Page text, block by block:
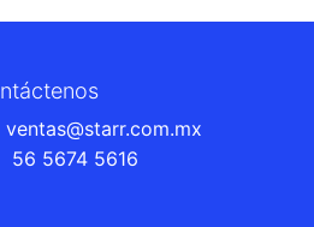
ventas@starr.com.mx
56 5674 5616